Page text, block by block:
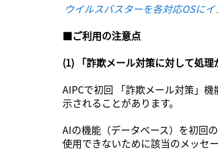
ウイルスバスターを各対応OSに
■ご利用の注意点
(1) 「詐欺メール対策に対して処
AIPCで初回 「詐欺メール対策」
示されることがあります。
AIの機能（データベース）を初回
使用できないために該当のメッセ